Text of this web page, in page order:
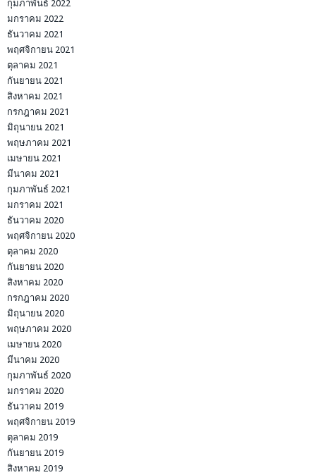
กุมภาพันธ์ 2022
มกราคม 2022
ธันวาคม 2021
พฤศจิกายน 2021
ตุลาคม 2021
กันยายน 2021
สิงหาคม 2021
กรกฎาคม 2021
มิถุนายน 2021
พฤษภาคม 2021
เมษายน 2021
มีนาคม 2021
กุมภาพันธ์ 2021
มกราคม 2021
ธันวาคม 2020
พฤศจิกายน 2020
ตุลาคม 2020
กันยายน 2020
สิงหาคม 2020
กรกฎาคม 2020
มิถุนายน 2020
พฤษภาคม 2020
เมษายน 2020
มีนาคม 2020
กุมภาพันธ์ 2020
มกราคม 2020
ธันวาคม 2019
พฤศจิกายน 2019
ตุลาคม 2019
กันยายน 2019
สิงหาคม 2019